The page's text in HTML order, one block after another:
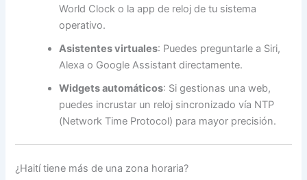
World Clock o la app de reloj de tu sistema
operativo.
Asistentes virtuales: Puedes preguntarle a Siri,
Alexa o Google Assistant directamente.
Widgets automáticos: Si gestionas una web,
puedes incrustar un reloj sincronizado vía NTP
(Network Time Protocol) para mayor precisión.
¿Haití tiene más de una zona horaria?